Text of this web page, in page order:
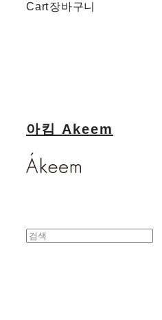
Cart장바구니
아킴 Akeem